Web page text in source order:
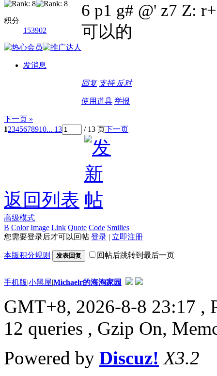
积分
153902
发消息
6 p1 g# @' z7 Z:
可以的
回复 支持 反对
使用道具 举报
下一页 »
12345678910... 13 / 13 页下一页
返回列表
高级模式
B Color Image Link Quote Code Smilies
您需要登录后才可以回帖 登录 | 立即注册
本版积分规则 发表回复 回帖后跳转到最后一页
手机版|小黑屋|Michaelr的海淘家园
GMT+8, 2026-8-8 23:17 ,
12 queries , Gzip On,
Powered by Discuz! X3.2